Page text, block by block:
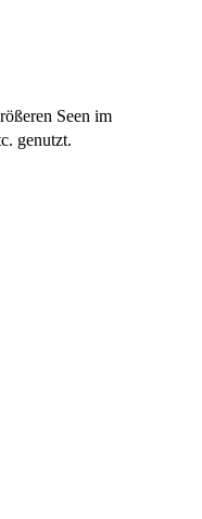
Seen im
genutzt.